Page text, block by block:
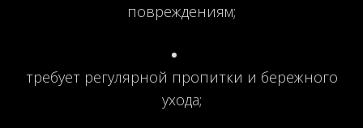
повреждениям;
требует регулярной пропитки и бережного
ухода;